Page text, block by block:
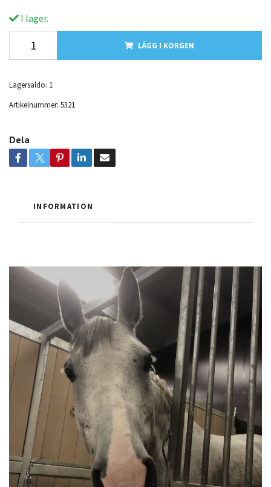
I lager.
LÄGG I KORGEN
Lagersaldo: 1
Artikelnummer: 5321
Dela
INFORMATION